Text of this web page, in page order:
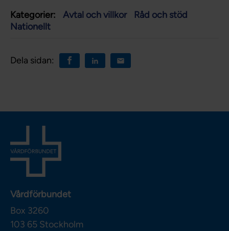
Kategorier:
Avtal och villkor
Råd och stöd
Nationellt
Dela sidan:
Vårdförbundet
Box 3260
103 65 Stockholm